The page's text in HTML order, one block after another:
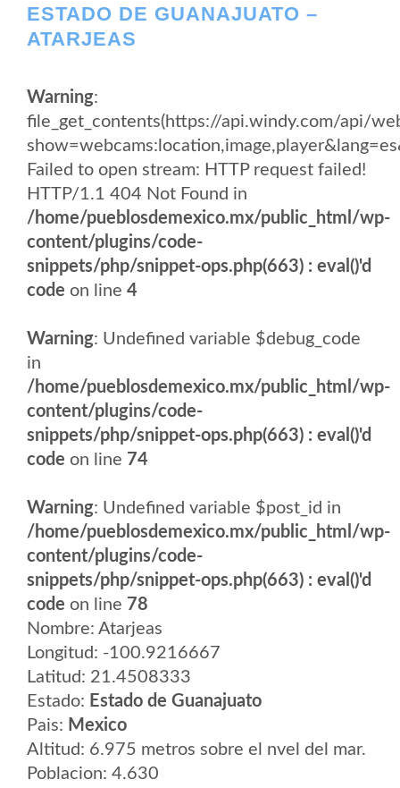
ESTADO DE GUANAJUATO –
ATARJEAS
Warning:
file_get_contents(https://api.windy.com/api/
Failed to open stream: HTTP request failed!
HTTP/1.1 404 Not Found in
/home/pueblosdemexico.mx/public_html/wp-
content/plugins/code-
snippets/php/snippet-ops.php(663) : eval()'d
code on line 4
Warning: Undefined variable $debug_code
in
/home/pueblosdemexico.mx/public_html/wp-
content/plugins/code-
snippets/php/snippet-ops.php(663) : eval()'d
code on line 74
Warning: Undefined variable $post_id in
/home/pueblosdemexico.mx/public_html/wp-
content/plugins/code-
snippets/php/snippet-ops.php(663) : eval()'d
code on line 78
Nombre: Atarjeas
Longitud: -100.9216667
Latitud: 21.4508333
Estado: Estado de Guanajuato
Pais: Mexico
Altitud: 6.975 metros sobre el nvel del mar.
Poblacion: 4.630